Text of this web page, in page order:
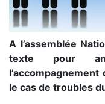
A l’assemblée
texte pour
le cas de troubles